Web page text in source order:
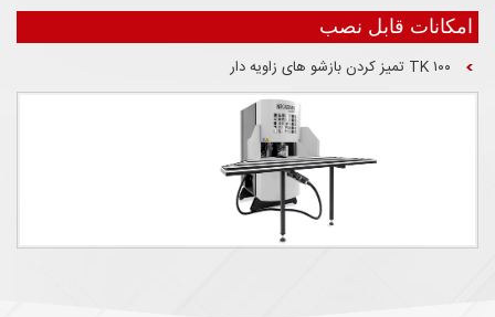
امکانات قابل نصب
۱۰۰ TK تمیز کردن بازشو های زاویه دار